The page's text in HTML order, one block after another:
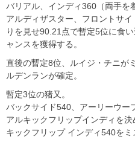
バリアル、インディ360（両手を
アルディザスター、フロントサ
りを見せ90.21点で暫定5位に食
ャンスを獲得する。
直後の暫定8位、ルイジ・チニが
ルデンランが確定。
暫定3位の猪又。
バックサイド540、アーリーウー
アルキックフリップインディを
キックフリップ インディ540をミ